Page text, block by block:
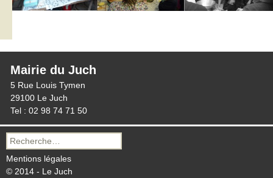
Mairie du Juch
5 Rue Louis Tymen
29100 Le Juch
Tel : 02 98 74 71 50
Recherche
pour :
Mentions légales
© 2014 - Le Juch